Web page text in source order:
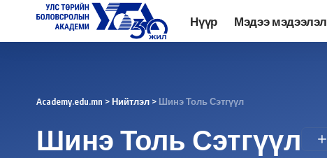
Нүүр Мэдээ мэдээлэл
Academy.edu.mn >Нийтлэл > Шинэ Толь Сэтгүүл
Шинэ Толь Сэтгүүл